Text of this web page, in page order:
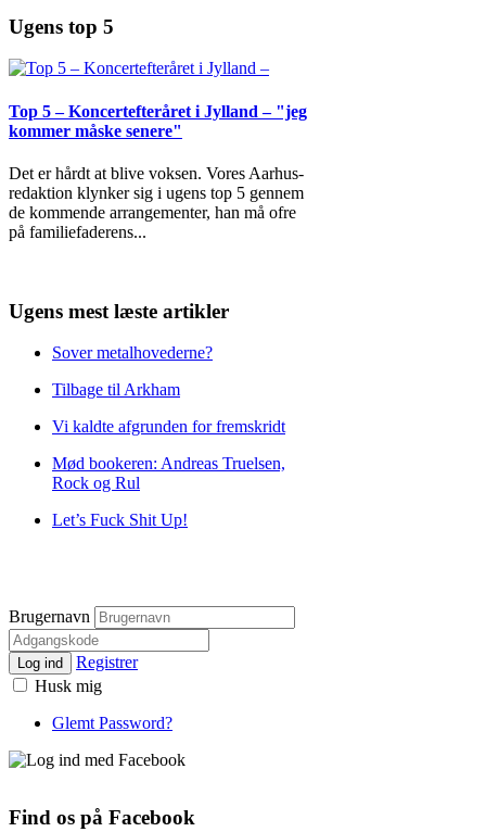
Ugens top 5
Top 5 – Koncertefteråret i Jylland – "jeg
kommer måske senere"
Det er hårdt at blive voksen. Vores Aarhus-
redaktion klynker sig i ugens top 5 gennem
de kommende arrangementer, han må ofre
på familiefaderens...
Ugens mest læste artikler
Sover metalhovederne?
Tilbage til Arkham
Vi kaldte afgrunden for fremskridt
Mød bookeren: Andreas Truelsen,
Rock og Rul
Let’s Fuck Shit Up!
Brugernavn
Log ind
Registrer
Husk mig
Glemt Password?
Find os på Facebook